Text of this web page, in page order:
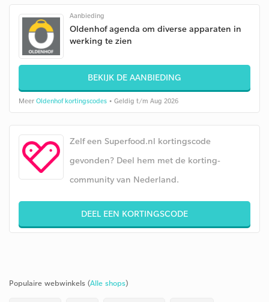
Aanbieding
Oldenhof agenda om diverse apparaten in
werking te zien
BEKIJK DE AANBIEDING
Meer Oldenhof kortingscodes • Geldig t/m Aug 2026
Zelf een Superfood.nl kortingscode
gevonden? Deel hem met de korting-
community van Nederland.
DEEL EEN KORTINGSCODE
Populaire webwinkels (Alle shops)